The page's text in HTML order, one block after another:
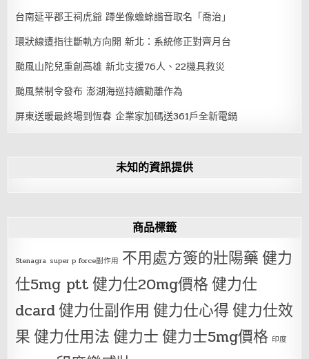
台南延平郡王祠虎爺 蹲坐像蟾蜍諧音取名「喬治」
環狀線遭指往斷軌方向開 新北：系統修正對齊月台
颱風山陀兒重創高雄 新北支援76人、22機具救災
颱風禁制令發布 澎湖海巡持續勸離作為
屏東送暖最終場到恆春 企業家加碼送361戶全新電鍋
未知的資訊提供
商品標籤
Stenagra super p force副作用 不用處方簽的壯陽藥健力
仕5mg ptt健力仕20mg價格健力仕
dcard健力仕副作用 健力仕心得健力仕效
果健力仕用法健力士健力士5mg價格 印度